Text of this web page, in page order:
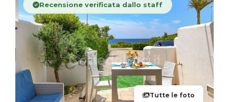
Recensione verificata dallo staff
Tutte le foto